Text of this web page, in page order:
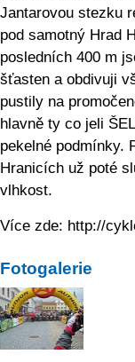
Jantarovou stezku
pod samotný Hrad
posledních 400 m
šťasten a obdivuji
pustily na
hlavně ty co jeli
pekelné podmínky.
Hranicích už poté
vlhkost.
Více zde: http://
Fotogalerie